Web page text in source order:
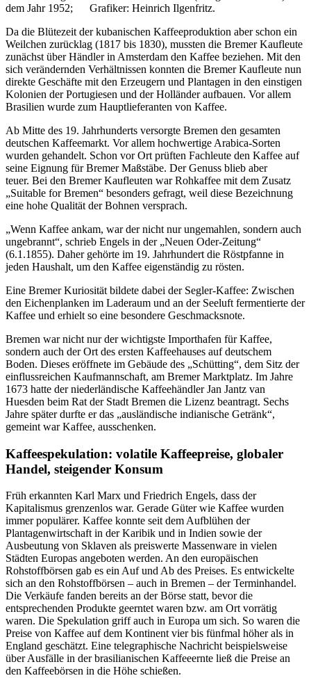
dem Jahr 1952; Grafiker: Heinrich Ilgenfritz.
Da die Blütezeit der kubanischen Kaffeeproduktion aber schon ein
Weilchen zurücklag (1817 bis 1830), mussten die Bremer Kaufleute
zunächst über Händler in Amsterdam den Kaffee beziehen. Mit den
sich verändernden Verhältnissen konnten die Bremer Kaufleute nun
direkte Geschäfte mit den Erzeugern und Plantagen in den einstigen
Kolonien der Portugiesen und der Holländer aufbauen. Vor allem
Brasilien wurde zum Hauptlieferanten von Kaffee.
Ab Mitte des 19. Jahrhunderts versorgte Bremen den gesamten
deutschen Kaffeemarkt. Vor allem hochwertige Arabica-Sorten
wurden gehandelt. Schon vor Ort prüften Fachleute den Kaffee auf
seine Eignung für Bremer Maßstäbe. Der Genuss blieb aber
teuer. Bei den Bremer Kaufleuten war Rohkaffee mit dem Zusatz
„Suitable for Bremen“ besonders gefragt, weil diese Bezeichnung
eine hohe Qualität der Bohnen versprach.
„Wenn Kaffee ankam, war der nicht nur ungemahlen, sondern auch
ungebrannt“, schrieb Engels in der „Neuen Oder-Zeitung“
(6.1.1855). Daher gehörte im 19. Jahrhundert die Röstpfanne in
jeden Haushalt, um den Kaffee eigenständig zu rösten.
Eine Bremer Kuriosität bildete dabei der Segler-Kaffee: Zwischen
den Eichenplanken im Laderaum und an der Seeluft fermentierte der
Kaffee und erhielt so eine besondere Geschmacksnote.
Bremen war nicht nur der wichtigste Importhafen für Kaffee,
sondern auch der Ort des ersten Kaffeehauses auf deutschem
Boden. Dieses eröffnete im Gebäude des „Schütting“, dem Sitz der
einflussreichen Kaufmannschaft, am Bremer Marktplatz. Im Jahre
1673 hatte der niederländische Kaffeehändler Jan Jantz van
Huesden beim Rat der Stadt Bremen die Lizenz beantragt. Sechs
Jahre später durfte er das „ausländische indianische Getränk“,
gemeint war Kaffee, ausschenken.
Kaffeespekulation: volatile Kaffeepreise, globaler
Handel, steigender Konsum
Früh erkannten Karl Marx und Friedrich Engels, dass der
Kapitalismus grenzenlos war. Gerade Güter wie Kaffee wurden
immer populärer. Kaffee konnte seit dem Aufblühen der
Plantagenwirtschaft in der Karibik und in Indien sowie der
Ausbeutung von Sklaven als preiswerte Massenware in vielen
Städten Europas angeboten werden. An den europäischen
Rohstoffbörsen gab es ein Auf und Ab des Preises. Es entwickelte
sich an den Rohstoffbörsen – auch in Bremen – der Terminhandel.
Die Verkäufe fanden bereits an der Börse statt, bevor die
entsprechenden Produkte geerntet waren bzw. am Ort vorrätig
waren. Die Spekulation griff auch in Europa um sich. So waren die
Preise von Kaffee auf dem Kontinent vier bis fünfmal höher als in
England geschätzt. Eine telegraphische Nachricht beispielsweise
über Ausfälle in der brasilianischen Kaffeeernte ließ die Preise an
den Kaffeebörsen in die Höhe schießen.